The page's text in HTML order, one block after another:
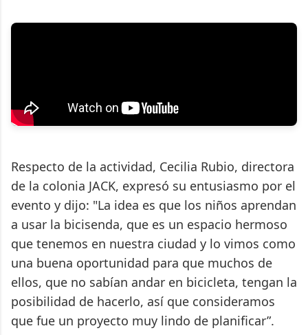
Respecto de la actividad, Cecilia Rubio, directora
de la colonia JACK, expresó su entusiasmo por el
evento y dijo: "La idea es que los niños aprendan
a usar la bicisenda, que es un espacio hermoso
que tenemos en nuestra ciudad y lo vimos como
una buena oportunidad para que muchos de
ellos, que no sabían andar en bicicleta, tengan la
posibilidad de hacerlo, así que consideramos
que fue un proyecto muy lindo de planificar”.